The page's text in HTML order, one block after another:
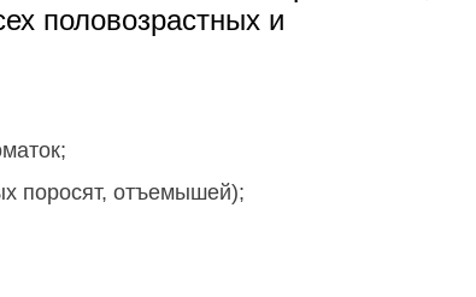
половозрастных и
поросят, отъемышей);